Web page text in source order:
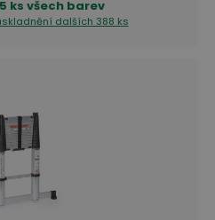
ks všech barev
dalších 388 ks